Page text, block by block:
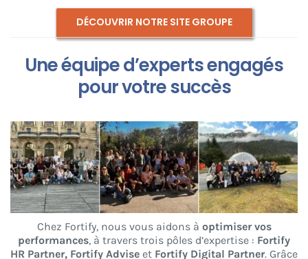
DÉCOUVRIR NOTRE SITE GROUPE
Une équipe d’experts engagés
pour votre succès
Chez Fortify, nous vous aidons à optimiser vos
performances, à travers trois pôles d’expertise : Fortify
HR Partner, Fortify Advise et Fortify Digital Partner. Grâce